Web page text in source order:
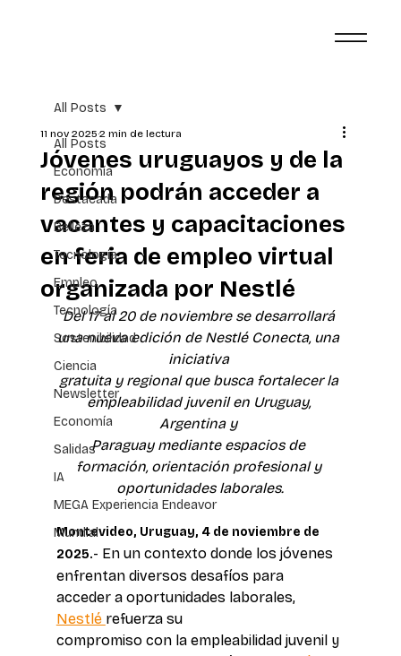
All Posts
Economía
Destacada
Belleza
Tecnología
Empleo
Tecnología
Sostenibilidad
Ciencia
Newsletter
Economía
Salidas
IA
MEGA Experiencia Endeavor
Mundial
All Posts
Jóvenes uruguayos y de la
región podrán acceder a
vacantes y capacitaciones
en feria de empleo virtual
organizada por Nestlé
11 nov 20252 min de lectura
Del 17 al 20 de noviembre se desarrollará
una nueva edición de Nestlé Conecta, una
iniciativa
gratuita y regional que busca fortalecer la
empleabilidad juvenil en Uruguay,
Argentina y
Paraguay mediante espacios de
formación, orientación profesional y
oportunidades laborales.
Montevideo, Uruguay, 4 de noviembre de
2025.- En un contexto donde los jóvenes
enfrentan diversos desafíos para
acceder a oportunidades laborales,
Nestlé refuerza su
compromiso con la empleabilidad juvenil y